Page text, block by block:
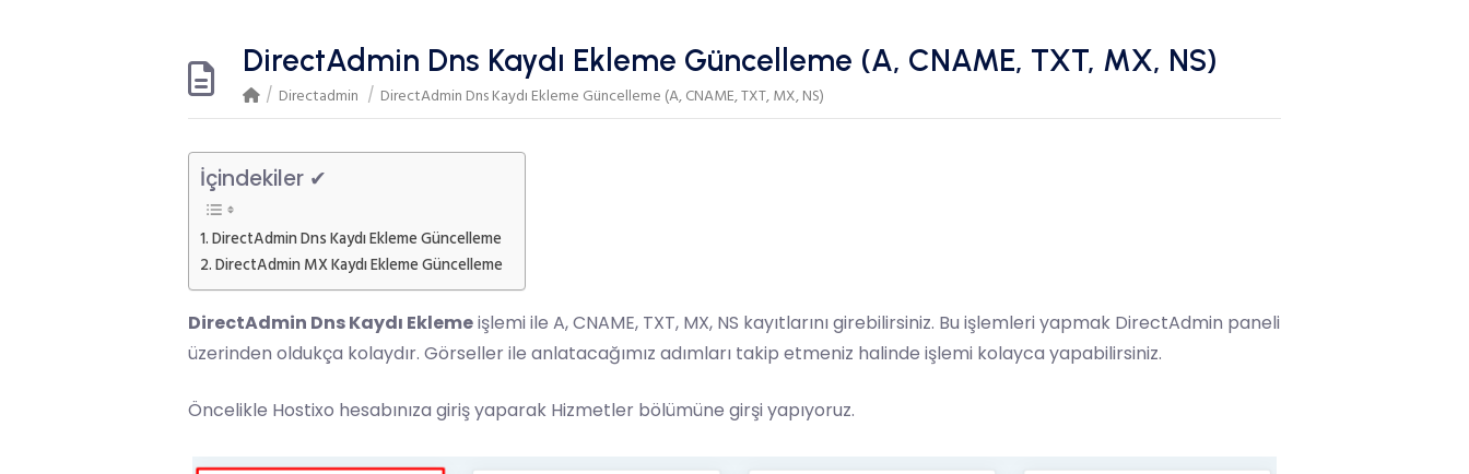
DirectAdmin Dns Kaydı Ekleme Güncelleme (A, CNAME, TXT, MX, NS)
/ Directadmin / DirectAdmin Dns Kaydı Ekleme Güncelleme (A, CNAME, TXT, MX, NS)
İçindekiler ✔
DirectAdmin Dns Kaydı Ekleme Güncelleme
DirectAdmin MX Kaydı Ekleme Güncelleme
DirectAdmin Dns Kaydı Eklemeişlemi ile A, CNAME, TXT, MX, NS kayıtlarını girebilirsiniz. Bu işlemleri yapmak DirectAdmin paneli
üzerinden oldukça kolaydır. Görseller ile anlatacağımız adımları takip etmeniz halinde işlemi kolayca yapabilirsiniz.
Öncelikle Hostixo hesabınıza giriş yaparak Hizmetler bölümüne girşi yapıyoruz.